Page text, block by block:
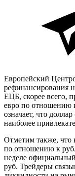
Европейский
рефинансирования
ЕЦБ, скорее всего,
евро по отношению
означает, что
наиболее
Отметим также, что
по отношению к
неделе
руб. Трейдеры